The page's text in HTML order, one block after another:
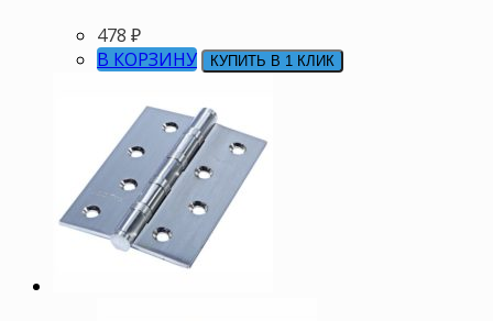
478 ₽
В КОРЗИНУ
КУПИТЬ В 1 КЛИК